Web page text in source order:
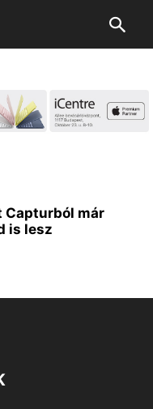
Capturból már
is lesz